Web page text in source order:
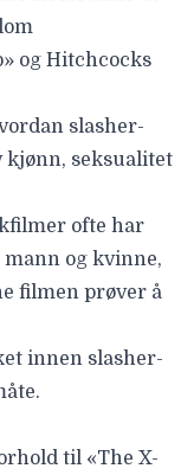
og Hitchcocks
slasher-
kjønn, seksualitet
ofte har
og kvinne,
filmen prøver å
innen slasher-
til «The X-